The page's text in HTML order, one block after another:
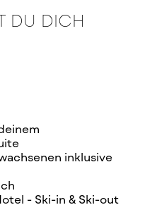
DU DICH
inklusive
- Ski-in & Ski-out